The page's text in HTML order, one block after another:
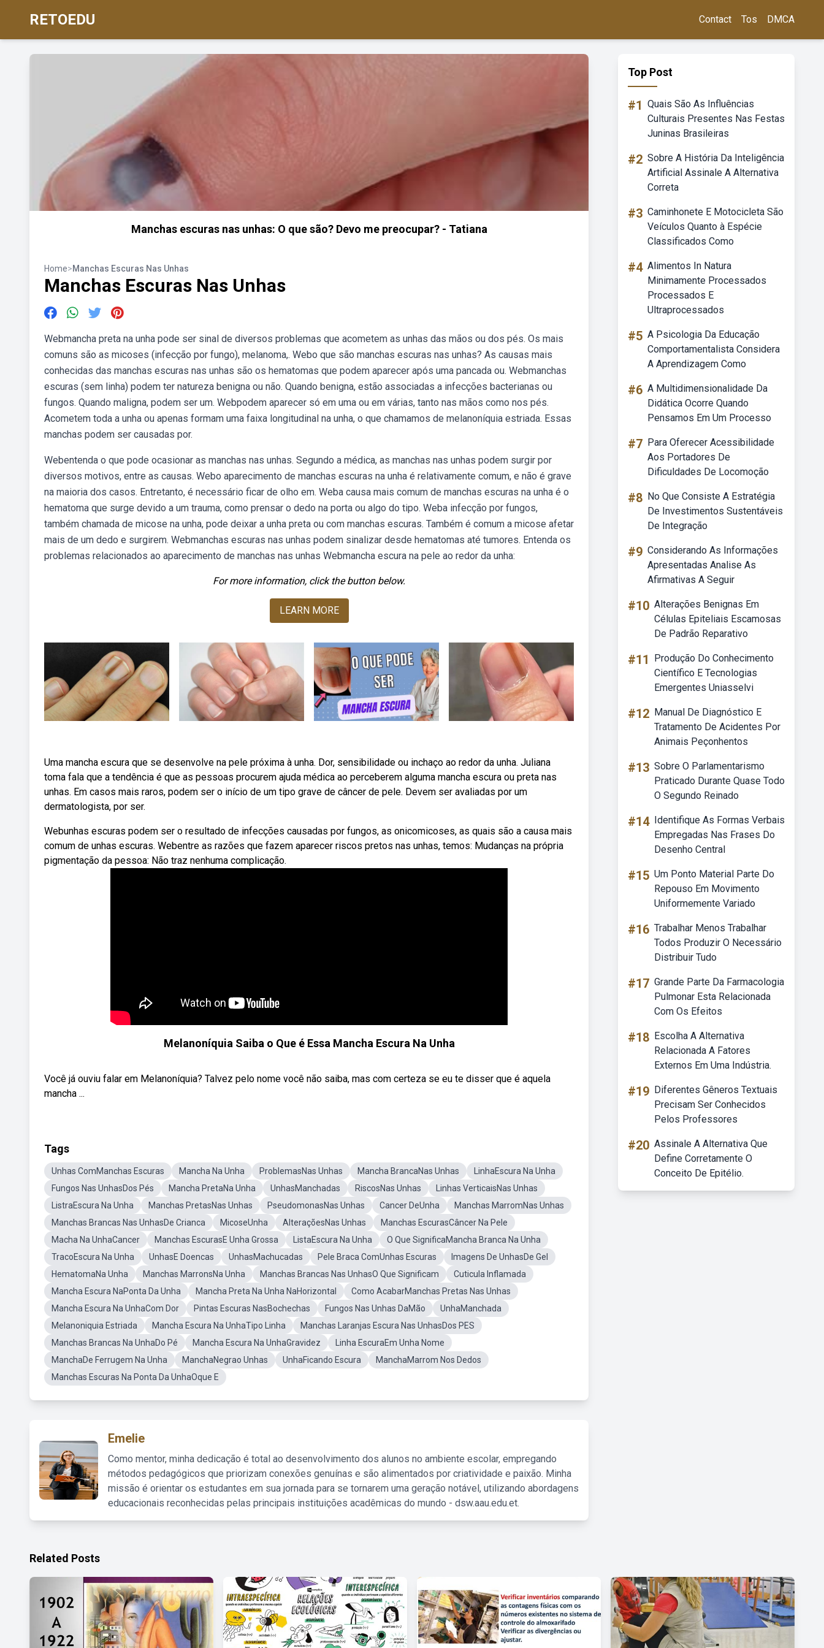
RETOEDU Contact Tos DMCA
Manchas escuras nas unhas: O que são? Devo me preocupar? - Tatiana
Home>Manchas Escuras Nas Unhas
Manchas Escuras Nas Unhas
Webmancha preta na unha pode ser sinal de diversos problemas que acometem as unhas das mãos ou dos pés. Os mais
comuns são as micoses (infecção por fungo), melanoma,. Webo que são manchas escuras nas unhas? As causas mais
conhecidas das manchas escuras nas unhas são os hematomas que podem aparecer após uma pancada ou. Webmanchas
escuras (sem linha) podem ter natureza benigna ou não. Quando benigna, estão associadas a infecções bacterianas ou
fungos. Quando maligna, podem ser um. Webpodem aparecer só em uma ou em várias, tanto nas mãos como nos pés.
Acometem toda a unha ou apenas formam uma faixa longitudinal na unha, o que chamamos de melanoníquia estriada. Essas
manchas podem ser causadas por.
Webentenda o que pode ocasionar as manchas nas unhas. Segundo a médica, as manchas nas unhas podem surgir por
diversos motivos, entre as causas. Webo aparecimento de manchas escuras na unha é relativamente comum, e não é grave
na maioria dos casos. Entretanto, é necessário ficar de olho em. Weba causa mais comum de manchas escuras na unha é o
hematoma que surge devido a um trauma, como prensar o dedo na porta ou algo do tipo. Weba infecção por fungos,
também chamada de micose na unha, pode deixar a unha preta ou com manchas escuras. Também é comum a micose afetar
mais de um dedo e surgirem. Webmanchas escuras nas unhas podem sinalizar desde hematomas até tumores. Entenda os
problemas relacionados ao aparecimento de manchas nas unhas Webmancha escura na pele ao redor da unha:
For more information, click the button below.
LEARN MORE
Uma mancha escura que se desenvolve na pele próxima à unha. Dor, sensibilidade ou inchaço ao redor da unha. Juliana
toma fala que a tendência é que as pessoas procurem ajuda médica ao perceberem alguma mancha escura ou preta nas
unhas. Em casos mais raros, podem ser o início de um tipo grave de câncer de pele. Devem ser avaliadas por um
dermatologista, por ser.
Webunhas escuras podem ser o resultado de infecções causadas por fungos, as onicomicoses, as quais são a causa mais
comum de unhas escuras. Webentre as razões que fazem aparecer riscos pretos nas unhas, temos: Mudanças na própria
pigmentação da pessoa: Não traz nenhuma complicação.
Melanoníquia Saiba o Que é Essa Mancha Escura Na Unha
Você já ouviu falar em Melanoníquia? Talvez pelo nome você não saiba, mas com certeza se eu te disser que é aquela
mancha ...
Tags
Unhas ComManchas Escuras Mancha Na Unha ProblemasNas Unhas Mancha BrancaNas Unhas
LinhaEscura Na Unha
Fungos Nas UnhasDos Pés
Mancha PretaNa Unha UnhasManchadas RiscosNas Unhas
Linhas VerticaisNas Unhas
ListraEscura Na Unha
Manchas PretasNas Unhas PseudomonasNas Unhas Cancer DeUnha
Manchas MarromNas Unhas
Manchas Brancas Nas UnhasDe Crianca
MicoseUnha AlteraçõesNas Unhas
Manchas EscurasCâncer Na Pele
Macha Na UnhaCancer
Manchas EscurasE Unha Grossa ListaEscura Na Unha
O Que SignificaMancha Branca Na Unha
TracoEscura Na Unha
UnhasE Doencas UnhasMachucadas Pele Braca ComUnhas Escuras
Imagens De UnhasDe Gel
HematomaNa Unha
Manchas MarronsNa Unha Manchas Brancas Nas UnhasO Que Significam
Cuticula Inflamada
Mancha Escura NaPonta Da Unha
Mancha Preta Na Unha NaHorizontal
Como AcabarManchas Pretas Nas Unhas
Mancha Escura Na UnhaCom Dor
Pintas Escuras NasBochechas Fungos Nas Unhas DaMão
UnhaManchada
Melanoniquia Estriada
Mancha Escura Na UnhaTipo Linha
Manchas Laranjas Escura Nas UnhasDos PES
Manchas Brancas Na UnhaDo Pé
Mancha Escura Na UnhaGravidez
Linha EscuraEm Unha Nome
ManchaDe Ferrugem Na Unha
ManchaNegrao Unhas UnhaFicando Escura
ManchaMarrom Nos Dedos
Manchas Escuras Na Ponta Da UnhaOque E
Emelie
Como mentor, minha dedicação é total ao desenvolvimento dos alunos no ambiente escolar, empregando
métodos pedagógicos que priorizam conexões genuínas e são alimentados por criatividade e paixão. Minha
missão é orientar os estudantes em sua jornada para se tornarem uma geração notável, utilizando abordagens
educacionais reconhecidas pelas principais instituições acadêmicas do mundo - dsw.aau.edu.et.
Top Post
#1 Quais São As Influências
Culturais Presentes Nas Festas
Juninas Brasileiras
#2 Sobre A História Da Inteligência
Artificial Assinale A Alternativa
Correta
#3 Caminhonete E Motocicleta São
Veículos Quanto à Espécie
Classificados Como
#4 Alimentos In Natura
Minimamente Processados
Processados E
Ultraprocessados
#5 A Psicologia Da Educação
Comportamentalista Considera
A Aprendizagem Como
#6 A Multidimensionalidade Da
Didática Ocorre Quando
Pensamos Em Um Processo
#7 Para Oferecer Acessibilidade
Aos Portadores De
Dificuldades De Locomoção
#8 No Que Consiste A Estratégia
De Investimentos Sustentáveis
De Integração
#9 Considerando As Informações
Apresentadas Analise As
Afirmativas A Seguir
#10 Alterações Benignas Em
Células Epiteliais Escamosas
De Padrão Reparativo
#11
Produção Do Conhecimento
Científico E Tecnologias
Emergentes Uniasselvi
#12 Manual De Diagnóstico E
Tratamento De Acidentes Por
Animais Peçonhentos
#13 Sobre O Parlamentarismo
Praticado Durante Quase Todo
O Segundo Reinado
#14 Identifique As Formas Verbais
Empregadas Nas Frases Do
Desenho Central
#15 Um Ponto Material Parte Do
Repouso Em Movimento
Uniformemente Variado
#16 Trabalhar Menos Trabalhar
Todos Produzir O Necessário
Distribuir Tudo
#17 Grande Parte Da Farmacologia
Pulmonar Esta Relacionada
Com Os Efeitos
#18 Escolha A Alternativa
Relacionada A Fatores
Externos Em Uma Indústria.
#19 Diferentes Gêneros Textuais
Precisam Ser Conhecidos
Pelos Professores
#20 Assinale A Alternativa Que
Define Corretamente O
Conceito De Epitélio.
Related Posts